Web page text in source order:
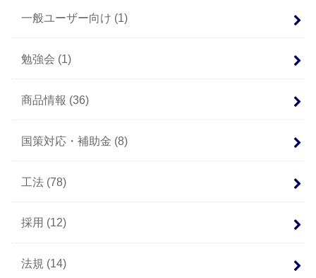
一般ユーザー向け (1)
勉強会 (1)
商品情報 (36)
国策対応・補助金 (8)
工法 (78)
採用 (12)
法規 (14)